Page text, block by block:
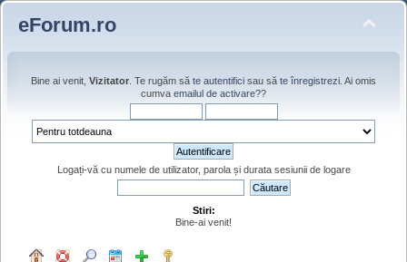
eForum.ro
Bine ai venit, Vizitator . Te rugăm să te autentifici sau să te înregistrezi . Ai omis
cumva emailul de activare??
Logați-vă cu numele de utilizator, parola și durata sesiunii de logare
Stiri:
Bine-ai venit!